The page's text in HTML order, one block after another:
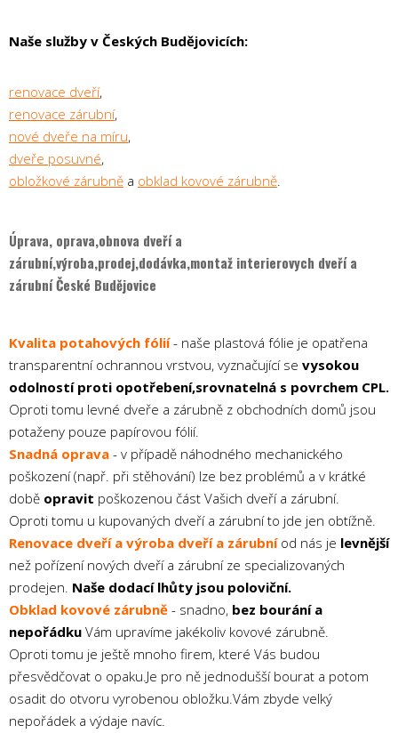
Naše služby v Českých Budějovicích:
renovace dveří,
renovace zárubní,
nové dveře na míru,
dveře posuvné,
obložkové zárubně a obklad kovové zárubně.
Úprava, oprava,obnova dveří a
zárubní,výroba,prodej,dodávka,montaž interierovych dveří a
zárubní České Budějovice
Kvalita potahových fólií - naše plastová fólie je opatřena
transparentní ochrannou vrstvou, vyznačující se vysokou
odolností proti opotřebení,srovnatelná s povrchem CPL.
Oproti tomu levné dveře a zárubně z obchodních domů jsou
potaženy pouze papírovou fólií.
Snadná oprava - v případě náhodného mechanického
poškození (např. při stěhování) lze bez problémů a v krátké
době opravit poškozenou část Vašich dveří a zárubní.
Oproti tomu u kupovaných dveří a zárubní to jde jen obtížně.
Renovace dveří a výroba dveří a zárubníod nás je levnější
než pořízení nových dveří a zárubní ze specializovaných
prodejen. Naše dodací lhůty jsou poloviční.
Obklad kovové zárubně - snadno, bez bourání a
nepořádku Vám upravíme jakékoliv kovové zárubně.
Oproti tomu je ještě mnoho firem, které Vás budou
přesvědčovat o opaku.Je pro ně jednodušší bourat a potom
osadit do otvoru vyrobenou obložku.Vám zbyde velký
nepořádek a výdaje navíc.